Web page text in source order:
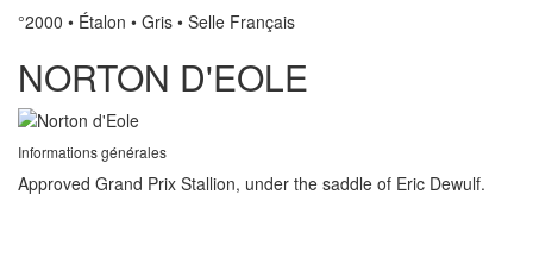
°2000 • Étalon • Gris • Selle Français
NORTON D'EOLE
Informations générales
Approved Grand Prix Stallion, under the saddle of Eric Dewulf.